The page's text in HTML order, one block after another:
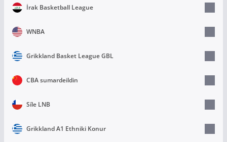
Írak Basketball League
WNBA
Grikkland Basket League GBL
CBA sumardeildin
Síle LNB
Grikkland A1 Ethniki Konur